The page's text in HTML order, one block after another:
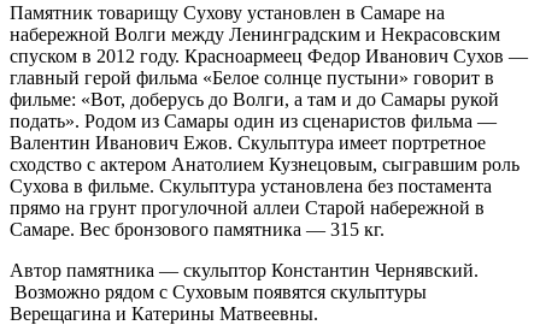
Памятник товарищу Сухову установлен в Самаре на
набережной Волги между Ленинградским и Некрасовским
спуском в 2012 году. Красноармеец Федор Иванович Сухов —
главный герой фильма «Белое солнце пустыни» говорит в
фильме: «Вот, доберусь до Волги, а там и до Самары рукой
подать». Родом из Самары один из сценаристов фильма —
Валентин Иванович Ежов. Скульптура имеет портретное
сходство с актером Анатолием Кузнецовым, сыгравшим роль
Сухова в фильме. Скульптура установлена без постамента
прямо на грунт прогулочной аллеи Старой набережной в
Самаре. Вес бронзового памятника — 315 кг.
Автор памятника — скульптор Константин Чернявский.
Возможно рядом с Суховым появятся скульптуры
Верещагина и Катерины Матвеевны.